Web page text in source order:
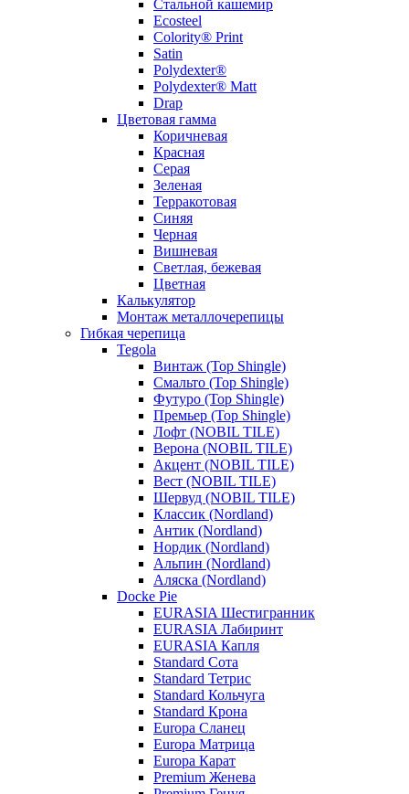
Стальной кашемир
Ecosteel
Colority® Print
Satin
Polydexter®
Polydexter® Matt
Drap
Цветовая гамма
Коричневая
Красная
Серая
Зеленая
Терракотовая
Синяя
Черная
Вишневая
Светлая, бежевая
Цветная
Калькулятор
Монтаж металлочерепицы
Гибкая черепица
Tegola
Винтаж (Top Shingle)
Смальто (Top Shingle)
Футуро (Top Shingle)
Премьер (Top Shingle)
Лофт (NOBIL TILE)
Верона (NOBIL TILE)
Акцент (NOBIL TILE)
Вест (NOBIL TILE)
Шервуд (NOBIL TILE)
Классик (Nordland)
Антик (Nordland)
Нордик (Nordland)
Альпин (Nordland)
Аляска (Nordland)
Docke Pie
EURASIA Шестигранник
EURASIA Лабиринт
EURASIA Капля
Standard Сота
Standard Тетрис
Standard Кольчуга
Standard Крона
Europa Сланец
Europa Матрица
Europa Карат
Premium Женева